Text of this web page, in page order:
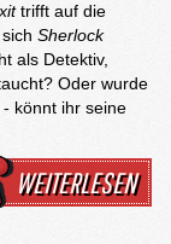
trifft auf die
Sherlock
als Detektiv,
Oder wurde
könnt ihr seine
WEITERLESEN